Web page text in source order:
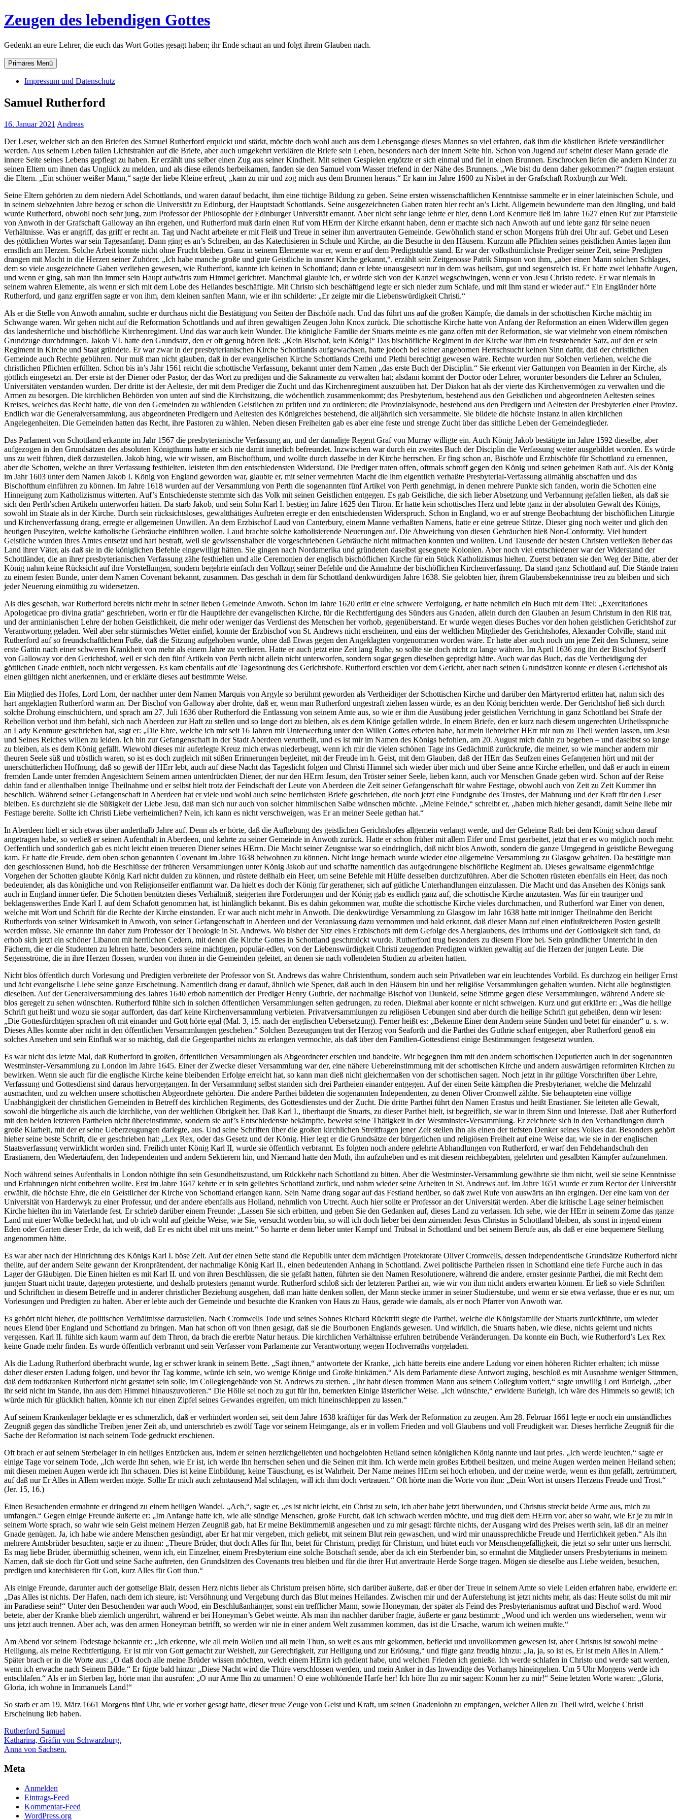
Zum
Inhalt
Zeugen des lebendigen Gottes
Gedenkt an eure Lehrer, die euch das Wort Gottes gesagt haben; ihr Ende schaut an und folgt ihrem Glauben nach.
Primäres Menü
Impressum und Datenschutz
Samuel Rutherford
16. Januar 2021 Andreas
Der Leser, welcher sich an den Briefen des Samuel Rutherford erquickt und stärkt, möchte doch wohl auch aus dem Lebensgange dieses Mannes so viel erfahren, daß ihm die köstlichen Briefe verständlicher
werden. Aus seinem Leben fallen Lichtstrahlen auf die Briefe, aber auch umgekehrt verklären die Briefe sein Leben, besonders nach der innern Seite hin. Schon von Jugend auf scheint dieser Mann gerade die
innere Seite seines Lebens gepflegt zu haben. Er erzählt uns selber einen Zug aus seiner Kindheit. Mit seinen Gespielen ergötzte er sich einmal und fiel in einen Brunnen. Erschrocken liefen die andern Kinder zu
seinen Eltern um ihnen das Unglück zu melden, und als diese eilends herbeikamen, fanden sie den Samuel vom Wasser triefend in der Nähe des Brunnens. „Wie bist du denn daher gekommen?“ fragten erstaunt
die Eltern. „Ein schöner weißer Mann,“ sagte der liebe Kleine erfreut, „kam zu mir und zog mich aus dem Brunnen heraus.“ Er kam im Jahre 1600 zu Nisbet in der Grafschaft Roxburgh zur Welt.
Seine Eltern gehörten zu dem niedern Adel Schottlands, und waren darauf bedacht, ihm eine tüchtige Bildung zu geben. Seine ersten wissenschaftlichen Kenntnisse sammelte er in einer lateinischen Schule, und
in seinem siebzehnten Jahre bezog er schon die Universität zu Edinburg, der Hauptstadt Schottlands. Seine ausgezeichneten Gaben traten hier recht an’s Licht. Allgemein bewunderte man den Jüngling, und bald
wurde Rutherford, obwohl noch sehr jung, zum Professor der Philosophie der Edinburger Universität ernannt. Aber nicht sehr lange lehrte er hier, denn Lord Kenmure ließ im Jahre 1627 einen Ruf zur Pfarrstelle
von Anwoth in der Grafschaft Galloway an ihn ergehen, und Rutherford muß darin einen Ruf vom HErrn der Kirche erkannt haben, denn er machte sich nach Anwoth auf und lebte ganz für seine neuen
Verhältnisse. Was er angriff, das griff er recht an. Tag und Nacht arbeitete er mit Fleiß und Treue in seiner ihm anvertrauten Gemeinde. Gewöhnlich stand er schon Morgens früh drei Uhr auf. Gebet und Lesen
des göttlichen Wortes war sein Tagesanfang. Dann ging es an’s Schreiben, an das Katechisieren in Schule und Kirche, an die Besuche in den Häusern. Kurzum alle Pflichten seines geistlichen Amtes lagen ihm
ernstlich am Herzen. Solche Arbeit konnte nicht ohne Frucht bleiben. Ganz in seinem Elemente war er, wenn er auf dem Predigtstuhle stand. Er war der volksthümlichste Prediger seiner Zeit, seine Predigten
drangen mit Macht in die Herzen seiner Zuhörer. „Ich habe manche große und gute Geistliche in unsrer Kirche gekannt,“. erzählt sein Zeitgenosse Patrik Simpson von ihm, „aber einen Mann solchen Schlages,
dem so viele ausgezeichnete Gaben verliehen gewesen, wie Rutherford, kannte ich keinen in Schottland; dann er lebte unausgesetzt nur in dem was heilsam, gut und segensreich ist. Er hatte zwei lebhafte Augen,
und wenn er ging, sah man ihn immer sein Haupt aufwärts zum Himmel gerichtet. Manchmal glaubte ich, er würde sich von der Kanzel wegschwingen, wenn er von Jesu Christo redete. Er war niemals in
seinem wahren Elemente, als wenn er sich mit dem Lobe des Heilandes beschäftigte. Mit Christo sich beschäftigend legte er sich nieder zum Schlafe, und mit Ihm stand er wieder auf.“ Ein Engländer hörte
Rutherford, und ganz ergriffen sagte er von ihm, dem kleinen sanften Mann, wie er ihn schilderte: „Er zeigte mir die Liebenswürdigkeit Christi.“
Als er die Stelle von Anwoth annahm, suchte er durchaus nicht die Bestätigung von Seiten der Bischöfe nach. Und das führt uns auf die großen Kämpfe, die damals in der schottischen Kirche mächtig im
Schwange waren. Wir gehen nicht auf die Reformation Schottlands und auf ihren gewaltigen Zeugen John Knox zurück. Die schottische Kirche hatte von Anfang der Reformation an einen Widerwillen gegen
das landesherrliche und bischöfliche Kirchenregiment. Und das war auch kein Wunder. Die königliche Familie der Stuarts meinte es nie ganz offen mit der Reformation, sie war vielmehr von einem römischen
Grundzuge durchdrungen. Jakob VI. hatte den Grundsatz, den er oft genug hören ließ: „Kein Bischof, kein König!“ Das bischöfliche Regiment in der Kirche war ihm ein feststehender Satz, auf den er sein
Regiment in Kirche und Staat gründete. Er war zwar in der presbyterianischen Kirche Schottlands aufgewachsen, hatte jedoch bei seiner angebornen Herrschsucht keinen Sinn dafür, daß der christlichen
Gemeinde auch Rechte gebühren. Nur muß man nicht glauben, daß in der evangelischen Kirche Schottlands Crethi und Plethi berechtigt gewesen wäre. Rechte wurden nur Solchen verliehen, welche die
christlichen Pflichten erfüllten. Schon bis in’s Jahr 1561 reicht die schottische Verfassung, bekannt unter dem Namen „das erste Buch der Disciplin.“ Sie erkennt vier Gattungen von Beamten in der Kirche, als
göttlich eingesetzt an. Der erste ist der Diener oder Pastor, der das Wort zu predigen und die Sakramente zu verwalten hat; alsdann kommt der Doctor oder Lehrer, worunter besonders die Lehrer an Schulen,
Universitäten verstanden wurden. Der dritte ist der Aelteste, der mit dem Prediger die Zucht und das Kirchenregiment auszuüben hat. Der Diakon hat als der vierte das Kirchenvermögen zu verwalten und die
Armen zu besorgen. Die kirchlichen Behörden von unten auf sind die Kirchsitzung, die wöchentlich zusammenkommt; das Presbyterium, bestehend aus den Geistlichen und abgeordneten Aeltesten seines
Kreises, welches das Recht hatte, die von den Gemeinden zu wählenden Geistlichen zu prüfen und zu ordinieren; die Provinzialsynode, bestehend aus den Predigern und Aeltesten der Presbyterien einer Provinz.
Endlich war die Generalversammlung, aus abgeordneten Predigern und Aeltesten des Königreiches bestehend, die alljährlich sich versammelte. Sie bildete die höchste Instanz in allen kirchlichen
Angelegenheiten. Die Gemeinden hatten das Recht, ihre Pastoren zu wählen. Neben diesen Freiheiten gab es aber eine feste und strenge Zucht über das sittliche Leben der Gemeindeglieder.
Das Parlament von Schottland erkannte im Jahr 1567 die presbyterianische Verfassung an, und der damalige Regent Graf von Murray willigte ein. Auch König Jakob bestätigte im Jahre 1592 dieselbe, aber
aufgezogen in den Grundsätzen des absoluten Königthums hatte er sich nie damit innerlich befreundet. Inzwischen war durch ein zweites Buch der Disciplin die Verfassung weiter ausgebildet worden. Es würde
uns zu weit führen, dieß darzustellen. Jakob hing, wie wir wissen, am Bischofthum, und wollte durch dasselbe in der Kirche herrschen. Er fing schon an, Bischöfe und Erzbischöfe für Schottland zu ernennen,
aber die Schotten, welche an ihrer Verfassung festhielten, leisteten ihm den entschiedensten Widerstand. Die Prediger traten offen, oftmals schroff gegen den König und seinen geheimen Rath auf. Als der König
im Jahr 1603 unter dem Namen Jakob I. König von England geworden war, glaubte er, mit seiner vermehrten Macht die ihm eigentlich verhaßte Presbyterial-Verfassung allmählig abschaffen und das
Bischofthum einführen zu können. Im Jahre 1618 wurden auf der Versammlung von Perth die sogenannten fünf Artikel von Perth genehmigt, in denen mehrere Punkte sich fanden, worin die Schotten eine
Hinneigung zum Katholizismus witterten. Auf’s Entschiedenste stemmte sich das Volk mit seinen Geistlichen entgegen. Es gab Geistliche, die sich lieber Absetzung und Verbannung gefallen ließen, als daß sie
sich den Perth’schen Artikeln unterworfen hätten. Da starb Jakob, und sein Sohn Karl I. bestieg im Jahre 1625 den Thron. Er hatte kein schottisches Herz und lebte ganz in der absoluten Gewalt des Königs,
sowohl im Staate als in der Kirche. Durch sein rücksichtsloses, gewaltthätiges Auftreten erregte er den entschiedensten Widerspruch. Schon in England, wo er auf strenge Beobachtung der bischöflichen Liturgie
und Kirchenverfassung drang, erregte er allgemeinen Unwillen. An dem Erzbischof Laud von Canterbury, einem Manne verhaßten Namens, hatte er eine getreue Stütze. Dieser ging noch weiter und glich den
heutigen Puseyiten, welche katholische Gebräuche einführen wollen. Laud brachte solche katholisierende Neuerungen auf. Die Abweichung von diesen Gebräuchen hieß Non-Conformity. Viel hundert
Geistliche wurden ihres Amtes entsetzt und hart bestraft, weil sie gewissenshalber die vorgeschriebenen Gebräuche nicht mitmachen konnten und wollten. Und Tausende der besten Christen verließen lieber das
Land ihrer Väter, als daß sie in die königlichen Befehle eingewilligt hätten. Sie gingen nach Nordamerika und gründeten daselbst gesegnete Kolonien. Aber noch viel entschiedener war der Widerstand der
Schottländer, die an ihrer presbyterianischen Verfassung zähe festhielten und alle Ceremonien der englisch bischöflichen Kirche für ein Stück Katholizismus hielten. Zuerst betraten sie den Weg der Bitte, aber der
König nahm keine Rücksicht auf ihre Vorstellungen, sondern begehrte einfach den Vollzug seiner Befehle und die Annahme der bischöflichen Kirchenverfassung. Da stand ganz Schottland auf. Die Stände traten
zu einem festen Bunde, unter dem Namen Covenant bekannt, zusammen. Das geschah in dem für Schottland denkwürdigen Jahre 1638. Sie gelobten hier, ihrem Glaubensbekenntnisse treu zu bleiben und sich
jeder Neuerung einmüthig zu widersetzen.
Als dies geschah, war Rutherford bereits nicht mehr in seiner lieben Gemeinde Anwoth. Schon im Jahre 1620 erlitt er eine schwere Verfolgung, er hatte nehmlich ein Buch mit dem Titel: „Exercitationes
Apologeticae pro divina gratia“ geschrieben, worin er für die Hauptlehre der evangelischen Kirche, für die Rechtfertigung des Sünders aus Gnaden, allein durch den Glauben an Jesum Christum in den Riß trat,
und der arminianischen Lehre der hohen Geistlichkeit, die mehr oder weniger das Verdienst des Menschen her vorhob, gegenüberstand. Er wurde wegen dieses Buches vor den hohen geistlichen Gerichtshof zur
Verantwortung geladen. Weil aber sehr stürmisches Wetter einfiel, konnte der Erzbischof von St. Andrews nicht erscheinen, und eins der weltlichen Mitglieder des Gerichtshofes, Alexander Colville, stand mit
Rutherford auf so freundschaftlichem Fuße, daß die Sitzung aufgehoben wurde, ohne daß Etwas gegen den Angeklagten vorgenommen worden wäre. Er hatte aber auch noch um jene Zeit den Schmerz, seine
erste Gattin nach einer schweren Krankheit von mehr als einem Jahre zu verlieren. Hatte er auch jetzt eine Zeit lang Ruhe, so sollte sie doch nicht zu lange währen. Im April 1636 zog ihn der Bischof Sydserff
von Galloway vor den Gerichtshof, weil er sich den fünf Artikeln von Perth nicht allein nicht unterworfen, sondern sogar gegen dieselben gepredigt hätte. Auch war das Buch, das die Vertheidigung der
göttlichen Gnade enthielt, noch nicht vergessen. Es kam ebenfalls auf die Tagesordnung des Gerichtshofe. Rutherford erschien vor dem Gericht, aber nach seinen Grundsätzen konnte er diesen Gerichtshof als
einen gültigen nicht anerkennen, und er erklärte dieses auf bestimmte Weise.
Ein Mitglied des Hofes, Lord Lorn, der nachher unter dem Namen Marquis von Argyle so berühmt geworden als Vertheidiger der Schottischen Kirche und darüber den Märtyrertod erlitten hat, nahm sich des
hart angeklagten Rutherford warm an. Der Bischof von Galloway aber drohte, daß er, wenn man Rutherford ungestraft ziehen lassen würde, es an den König berichten werde. Der Gerichtshof ließ sich durch
solche Drohung einschüchtern, und sprach am 27. Juli 1636 über Rutherford die Entlassung von seinem Amte aus, so wie er ihm die Ausübung jeder geistlichen Verrichtung in ganz Schottland bei Strafe der
Rebellion verbot und ihm befahl, sich nach Aberdeen zur Haft zu stellen und so lange dort zu bleiben, als es dem Könige gefallen würde. In einem Briefe, den er kurz nach diesem ungerechten Urtheilsspruche
an Lady Kenmure geschrieben hat, sagt er: „Die Ehre, welche ich mir seit 16 Jahren mit Unterwerfung unter den Willen Gottes erbeten habe, hat mein liebreicher HErr mir nun zu Theil werden lassen, um Jesu
und Seines Reiches willen zu leiden. Ich bin zur Gefangenschaft in der Stadt Aberdeen verurtheilt, und es ist mir im Namen des Königs befohlen, am 20. August mich dahin zu begeben – und daselbst so lange
zu bleiben, als es dem König gefällt. Wiewohl dieses mir auferlegte Kreuz mich etwas niederbeugt, wenn ich mir die vielen schönen Tage ins Gedächtniß zurückrufe, die meiner, so wie mancher andern mir
theuren Seele süß und tröstlich waren, so ist es doch zugleich mit süßen Erinnerungen begleitet, mit der Freude im h. Geist, mit dem Glauben, daß der HErr das Seufzen eines Gefangenen hört und mit der
unerschütterlichen Hoffnung, daß so gewiß der HErr lebt, auch auf diese Nacht das Tageslicht folgen und Christi Himmel sich wieder über mich und über Seine arme Kirche erhellen, und daß er auch in einem
fremden Lande unter fremden Angesichtern Seinem armen unterdrückten Diener, der nur den HErrn Jesum, den Tröster seiner Seele, lieben kann, auch vor Menschen Gnade geben wird. Schon auf der Reise
dahin fand er allenthalben innige Theilnahme und er selbst hielt trotz der Feindschaft der Leute von Aberdeen die Zeit seiner Gefangenschaft für wahre Festtage, obwohl auch von Zeit zu Zeit Kummer ihn
beschlich. Während seiner Gefangenschaft in Aberdeen hat er viele und wohl auch seine herrlichsten Briefe geschrieben, die noch jetzt eine Fundgrube des Trostes, der Mahnung und der Kraft für den Leser
bleiben. Es durchzieht sie die Süßigkeit der Liebe Jesu, daß man sich nur auch von solcher himmlischen Salbe wünschen möchte. „Meine Feinde,“ schreibt er, „haben mich hieher gesandt, damit Seine liebe mir
Festtage bereite. Sollte ich Christi Liebe verheimlichen? Nein, ich kann es nicht verschweigen, was Er an meiner Seele gethan hat.“
In Aberdeen hielt er sich etwas über anderthalb Jahre auf. Denn als er hörte, daß die Aufhebung des geistlichen Gerichtshofes allgemein verlangt werde, und der Geheime Rath bei dem König schon darauf
angetragen habe, so verließ er seinen Aufenthalt in Aberdeen, und kehrte zu seiner Gemeinde in Anwoth zurück. Hatte er schon früher mit allem Eifer und Ernst gearbeitet, jetzt that er es wo möglich noch mehr.
Oeffentlich und sonderlich gab es nicht leicht einen treueren Diener seines HErrn. Die Macht seiner Zeugnisse war so eindringlich, daß nicht blos Anwoth, sondern die ganze Umgegend in geistliche Bewegung
kam. Er hatte die Freude, dem oben schon genannten Covenant im Jahre 1638 beiwohnen zu können. Nicht lange hernach wurde wieder eine allgemeine Versammlung zu Glasgow gehalten. Da bestätigte man
den geschlossenen Bund, hob die Beschlüsse der früheren Versammlungen unter König Jakob auf und schaffte namentlich das aufgedrungene bischöfliche Regiment ab. Dieses gewaltsame eigenmächtige
Vorgehen der Schotten glaubte König Karl nicht dulden zu können, und rüstete deßhalb ein Heer, um seine Befehle mit Hülfe desselben durchzuführen. Aber die Schotten rüsteten ebenfalls ein Heer, das noch
bedeutender, als das königliche und von Religionseifer entflammt war. Da hielt es doch der König für gerathener, sich auf gütliche Unterhandlungen einzulassen. Die Macht und das Ansehen des Königs sank
auch in England immer tiefer. Die Schotten benützten dieses Verhältniß, steigerten ihre Forderungen und der König gab es endlich ganz auf, die schottische Kirche anzutasten. Was für ein trauriger und
beklagenswerthes Ende Karl I. auf dem Schafott genommen hat, ist hinlänglich bekannt. Bis es dahin gekommen war, mußte die schottische Kirche vieles durchmachen, und Rutherford war Einer von denen,
welche mit Wort und Schrift für die Rechte der Kirche einstanden. Er war auch nicht mehr in Anwoth. Die denkwürdige Versammlung zu Glasgow im Jahr 1638 hatte mit inniger Theilnahme den Bericht
Rutherfords von seiner Wirksamkeit in Anwoth, von seiner Gefangenschaft in Aberdeen und der Veranlassung dazu vernommen und bald erkannt, daß dieser Mann auf einen einflußreicheren Posten gestellt
werden müsse. Sie ernannte ihn daher zum Professor der Theologie in St. Andrews. Wo bisher der Sitz eines Erzbischofs mit dem Gefolge des Aberglaubens, des Irrthums und der Gottlosigkeit sich fand, da
erhob sich jetzt ein schöner Libanon mit herrlichen Cedern, mit denen die Kirche Gottes in Schottland geschmückt wurde. Rutherford trug besonders zu diesem Flore bei. Sein gründlicher Unterricht in den
Fächern, die er die Studenten zu lehren hatte, besonders seine mächtigen, populär-edlen, von der Liebenswürdigkeit Christi zeugenden Predigten wirkten gewaltig auf die Herzen der jungen Leute. Die
Segensströme, die in ihre Herzen flossen, wurden von ihnen in die Gemeinden geleitet, an denen sie nach vollendeten Studien zu arbeiten hatten.
Nicht blos öffentlich durch Vorlesung und Predigten verbreitete der Professor von St. Andrews das wahre Christenthum, sondern auch sein Privatleben war ein leuchtendes Vorbild. Es durchzog ein heiliger Ernst
und ächt evangelische Liebe seine ganze Erscheinung. Namentlich drang er darauf, ähnlich wie Spener, daß auch in den Häusern hin und her religiöse Versammlungen gehalten wurden. Nicht alle begünstigten
dieselben. Auf der Generalversammlung des Jahres 1640 erhob namentlich der Prediger Henry Guthrie, der nachmalige Bischof von Dunkeld, seine Stimme gegen diese Versammlungen, während Andere sie
blos geregelt zu sehen wünschten. Rutherford fühlte sich in solchen öffentlichen Versammlungen selten gedrungen, zu reden. Dießmal aber konnte er nicht schweigen. Kurz und gut erklärte er: „Was die heilige
Schrift gut heißt und wozu sie sogar auffordert, das darf keine Kirchenversammlung verbieten. Privatversammlungen zu religiösen Uebungen sind aber durch die heilige Schrift gut geheißen, denn wir lesen:
„Die Gottesfürchtigen sprachen oft mit einander und Gott hörte egal (Mal. 3, 15. nach der englischen Uebersetzung). Ferner heißt es: „Bekenne Einer dem Andern seine Sünden und betet für einander“ u. s. w.
Dieses Alles konnte aber nicht in den öffentlichen Versammlungen geschehen.“ Solchen Bezeugungen trat der Herzog von Seaforth und die Parthei des Guthrie scharf entgegen, aber Rutherford genoß ein
solches Ansehen und sein Einfluß war so mächtig, daß die Gegenparthei nichts zu erlangen vermochte, als daß über den Familien-Gottesdienst einige Bestimmungen festgesetzt wurden.
Es war nicht das letzte Mal, daß Rutherford in großen, öffentlichen Versammlungen als Abgeordneter erschien und handelte. Wir begegnen ihm mit den andern schottischen Deputierten auch in der sogenannten
Westminster-Versammlung zu London im Jahre 1645. Einer der Zwecke dieser Versammlung war der, eine nähere Uebereinstimmung mit der schottischen Kirche und andern auswärtigen reformirten Kirchen zu
bewirken. Wenn sie auch für die englische Kirche keine bleibenden Erfolge erreicht hat, so kann man dieß nicht gleichermaßen von der schottischen sagen. Noch jetzt in ihr gültige Vorschriften über Lehre,
Verfassung und Gottesdienst sind daraus hervorgegangen. In der Versammlung selbst standen sich drei Partheien einander entgegen. Auf der einen Seite kämpften die Presbyterianer, welche die Mehrzahl
ausmachten, und zu welchen unsere schottischen Abgeordnete gehörten. Die andere Parthei bildeten die sogenannten Independenten, zu denen Oliver Cromwell zählte. Sie behaupteten eine völlige
Unabhängigkeit der christlichen Gemeinden in Betreff des kirchlichen Regiments, des Gottesdienstes und der Zucht. Die dritte Parthei führt den Namen Erastus und heißt Erastianer. Sie leiteten alle Gewalt,
sowohl die bürgerliche als auch die kirchliche, von der weltlichen Obrigkeit her. Daß Karl I., überhaupt die Stuarts, zu dieser Parthei hielt, ist begreiflich, sie war in ihrem Sinn und Interesse. Daß aber Rutherford
mit den beiden letzteren Partheien nicht übereinstimmte, sondern sie auf’s Entschiedenste bekämpfte, beweist seine Thätigkeit in der Westminster-Versammlung. Er zeichnete sich in den Verhandlungen durch
große Klarheit, mit der er seine Ueberzeugungen darlegte, aus. Und seine Schriften über die großen kirchlichen Streitfragen jener Zeit stellen ihn als einen der tiefsten Denker seines Volkes dar. Besonders gehört
hieher seine beste Schrift, die er geschrieben hat: „Lex Rex, oder das Gesetz und der König. Hier legt er die Grundsätze der bürgerlichen und religiösen Freiheit auf eine Weise dar, wie sie in der englischen
Staatsverfassung verwirklicht worden sind. Freilich unter König Karl II, wurde sie öffentlich verbrannt. Es folgten noch andere gelehrte Abhandlungen von Rutherford, er warf den Fehdehandschuh den
Erastianern, den Wiedertäufern, den Independenten und andern Sektierern hin, und Niemand hatte den Muth, ihn aufzuheben und es mit diesem reichbegabten, gelehrten und gesalbten Kämpfer aufzunehmen.
Noch während seines Aufenthalts in London nöthigte ihn sein Gesundheitszustand, um Rückkehr nach Schottland zu bitten. Aber die Westminster-Versammlung gewährte sie ihm nicht, weil sie seine Kenntnisse
und Erfahrungen nicht entbehren wollte. Erst im Jahre 1647 kehrte er in sein geliebtes Schottland zurück, und nahm wieder seine Arbeiten in St. Andrews auf. Im Jahre 1651 wurde er zum Rector der Universität
erwählt, die höchste Ehre, die ein Geistlicher der Kirche von Schottland erlangen kann. Sein Name drang sogar auf das Festland herüber, so daß zwei Rufe von auswärts an ihn ergingen. Der eine kam von der
Universität von Harderwyk zu einer Professur, und der andere ebenfalls aus Holland, nehmlich von Utrecht. Auch hier sollte er Professor an der Universität werden. Aber die kritische Lage seiner heimischen
Kirche hielten ihn im Vaterlande fest. Er schrieb darüber einem Freunde: „Lassen Sie sich erbitten, und geben Sie den Gedanken auf, dieses Land zu verlassen. Ich sehe, wie der HErr in seinem Zorne das ganze
Land mit einer Wolke bedeckt hat, und ob ich wohl auf gleiche Weise, wie Sie, versucht worden bin, so will ich doch lieber bei dem zürnenden Jesus Christus in Schottland bleiben, als sonst in irgend einem
Eden oder Garten dieser Erde, da ich weiß, daß Er es nicht übel mit uns meint.“ So harrte er denn lieber unter Kampf und Trübsal in Schottland und bei seinem Berufe aus, als daß er eine bequemere Stellung
angenommen hätte.
Es war aber nach der Hinrichtung des Königs Karl I. böse Zeit. Auf der einen Seite stand die Republik unter dem mächtigen Protektorate Oliver Cromwells, dessen independentische Grundsätze Rutherford nicht
theilte, auf der andern Seite gewann der Kronprätendent, der nachmalige König Karl II., einen bedeutenden Anhang in Schottland. Zwei politische Partheien rissen in Schottland eine tiefe Furche auch in das
Lager der Gläubigen. Die Einen hielten es mit Karl II. und von ihren Beschlüssen, die sie gefaßt hatten, führten sie den Namen Resolutionere, während die andere, ernster gesinnte Parthei, die mit Recht dem
jungen Stuart nicht traute, dagegen protestierte, und deshalb protesters genannt wurde. Rutherford schloß sich der letzteren Parthei an, wie wir von ihm nicht anders erwarten können. Er ließ so viele Schriften
und Schriftchen in diesem Betreffe und in anderer christlicher Beziehung ausgehen, daß man hätte denken sollen, der Mann stecke immer in seiner Studierstube, und wenn er sie etwa verlasse, thue er es nur, um
Vorlesungen und Predigten zu halten. Aber er lebte auch der Gemeinde und besuchte die Kranken von Haus zu Haus, gerade wie damals, als er noch Pfarrer von Anwoth war.
Es gehört nicht hieher, die politischen Verhältnisse darzustellen. Nach Cromwells Tode und seines Sohnes Richard Rücktritt siegte die Parthei, welche die Königsfamilie der Stuarts zurückführte, um wieder
neues Elend über England und Schottland zu bringen. Man hat schon oft von ihnen gesagt, daß sie die Bourbonen Englands gewesen. Und wirklich, die Stuarts haben, wie diese, nichts gelernt und nichts
vergessen. Karl II. fühlte sich kaum warm auf dem Thron, da brach die ererbte Natur heraus. Die kirchlichen Verhältnisse erfuhren betrübende Veränderungen. Da konnte ein Buch, wie Rutherford’s Lex Rex
keine Gnade mehr finden. Es wurde öffentlich verbrannt und sein Verfasser vom Parlamente zur Verantwortung wegen Hochverraths vorgeladen.
Als die Ladung Rutherford überbracht wurde, lag er schwer krank in seinem Bette. „Sagt ihnen,“ antwortete der Kranke, „ich hätte bereits eine andere Ladung vor einen höheren Richter erhalten; ich müsse
daher dieser ersten Ladung folgen, und bevor ihr Tag komme, würde ich sein, wo wenige Könige und Große hinkämen.“ Als dem Parlamente diese Antwort zuging, beschloß es mit Ausnahme weniger Stimmen,
daß dem todtkranken Rutherford nicht gestattet sein solle, im Collegiengebäude von St. Andrews zu sterben. „Ihr habt diesen frommen Mann aus seinem Collegium votiert,“ sagte unwillig Lord Burleigh, „aber
ihr seid nicht im Stande, ihn aus dem Himmel hinauszuvotieren.“ Die Hölle sei noch zu gut für ihn, bemerkten Einige lästerlicher Weise. „Ich wünschte,“ erwiderte Burleigh, ich wäre des Himmels so gewiß; ich
würde mich für glücklich halten, könnte ich nur einen Zipfel seines Gewandes ergreifen, um mich hineinschleppen zu lassen.“
Auf seinem Krankenlager beklagte er es schmerzlich, daß er verhindert worden sei, seit dem Jahre 1638 kräftiger für das Werk der Reformation zu zeugen. Am 28. Februar 1661 legte er noch ein umständliches
Zeugniß gegen das sündliche Treiben jener Zeit ab, und unterschrieb es zwölf Tage vor seinem Heimgange, als er in vollem Frieden und voll Glaubens und voll Freudigkeit war. Dieses herrliche Zeugniß für die
Sache der Reformation ist nach seinem Tode gedruckt erschienen.
Oft brach er auf seinem Sterbelager in ein heiliges Entzücken aus, indem er seinen herzlichgeliebten und hochgelobten Heiland seinen königlichen König nannte und laut pries. „Ich werde leuchten,“ sagte er
einige Tage vor seinem Tode, „Ich werde Ihn sehen, wie Er ist, ich werde Ihn herrschen sehen und die Seinen mit ihm. Ich werde mein großes Erbtheil besitzen, und meine Augen werden meinen Heiland sehen;
mit diesen meinen Augen werde ich Ihn schauen. Dies ist keine Einbildung, keine Täuschung, es ist Wahrheit. Der Name meines HErrn sei hoch erhoben, und der meine werde, wenn es ihm gefällt, zertrümmert,
auf daß nur Er Alles in Allem werden möge. Sollte Er mich auch zehntausend Mal schlagen, will ich ihm doch vertrauen.“ Oft hörte man die Worte von ihm: „Dein Wort ist unsers Herzens Freude und Trost.“
(Jer. 15, 16.)
Einen Besuchenden ermahnte er dringend zu einem heiligen Wandel. „Ach,“, sagte er, „es ist nicht leicht, ein Christ zu sein, ich aber habe jetzt überwunden, und Christus streckt beide Arme aus, mich zu
umfangen.“ Gegen einige Freunde äußerte er: „Im Anfange hatte ich, wie alle sündige Menschen, große Furcht, daß ich schwach werden möchte, und trug dieß dem HErrn vor; aber so wahr, wie Er je zu mir in
seinem Worte sprach, so wahr wie sein Geist meinem Herzen Zeugniß gab, hat Er meine Bekümmerniß angesehen und zu mir gesagt: fürchte nichts, der Ausgang wird des Preises werth sein, laß dir an meiner
Gnade genügen. Ja, ich habe wie andere Menschen gesündigt, aber Er hat mir vergeben, mich geliebt, mit seinem Blut rein gewaschen, und wird mir unaussprechliche Freude und Herrlichkeit geben.“ Als ihn
mehrere Amtsbrüder besuchten, sagte er zu ihnen: „Theure Brüder, thut doch Alles für Ihn, betet für Christum, predigt für Christum, und hütet euch vor Menschengefälligkeit, die jetzt so sehr unter uns herrscht.
Es mag liebe Brüder, übermüthig scheinen, wenn ich, ein Einzelner, einem Presbyterium eine solche Botschaft sende, aber da ich ein Sterbender bin, so ermahnt die Mitglieder unsers Presbyteriums in meinem
Namen, daß sie doch für Gott und seine Sache auftreten, den Grundsätzen des Covenants treu bleiben und für die ihrer Hut anvertraute Herde Sorge tragen. Mögen sie dieselbe aus Liebe weiden, besuchen,
predigen und katechisieren für Gott, kurz Alles für Gott thun.“
Als einige Freunde, darunter auch der gottselige Blair, dessen Herz nichts lieber als Christum preisen hörte, sich darüber äußerte, daß er über der Treue in seinem Amte so viele Leiden erfahren habe, erwiderte er:
„Das Alles ist nichts. Der Hafen, nach dem ich steure, ist: Versöhnung und Vergebung durch das Blut meines Heilandes. Zwischen mir und der Auferstehung ist jetzt nichts mehr, als das: Heute sollst du mit mir
im Paradiese sein!“ Unter den Besuchenden war auch Wood, ein Beschlußanhänger, sonst ein trefflicher Mann, sowie Honeyman, der später als Feind des Presbyterianismus auftrat und Bischof ward. Wood
betete, aber der Kranke blieb ziemlich ungerührt, während er bei Honeyman’s Gebet weinte. Als man ihn nachher darüber fragte, äußerte er ganz bestimmt: „Wood und ich werden uns wiedersehen, wenn wir
uns jetzt auch trennen. Aber ach, was den armen Honeyman betrifft, so werden wir nie in einer andern Welt zusammen kommen, das ist die Ursache, warum ich weinen mußte.“
Am Abend vor seinem Todestage bekannte er: „Ich erkenne, wie all mein Wollen und all mein Thun, so weit es aus mir gekommen, befleckt und unvollkommen gewesen ist, aber Christus ist sowohl meine
Heiligung, als meine Rechtfertigung. Er ist mir von Gott gemacht zur Weisheit, zur Gerechtigkeit, zur Heiligung und zur Erlösung,“ und fügte ganz freudig hinzu: „Ja, ja, so ist es, Er ist mein Alles in Allem.“
Später brach er in die Worte aus: „O daß doch alle meine Brüder wissen möchten, welch einem HErrn ich gedient habe, und welchen Frieden ich genieße. Ich werde schlafen in Christo und werde satt werden,
wenn ich erwache nach Seinem Bilde.“ Er fügte bald hinzu: „Diese Nacht wird die Thüre verschlossen werden, und mein Anker in das Inwendige des Vorhangs hineingehen. Um 5 Uhr Morgens werde ich
entschlafen.“ Als er im Sterben lag, hörte man ihn ausrufen: „O nur Arme Ihn zu umarmen! O eine wohltönende Harfe her! Ich höre Ihn zu mir sagen: Komm her zu mir!“ Seine letzten Worte waren: „Gloria,
Gloria, ich wohne in Immanuels Land!“
So starb er am 19. März 1661 Morgens fünf Uhr, wie er vorher gesagt hatte, dieser treue Zeuge von Geist und Kraft, um seinen Gnadenlohn zu empfangen, welcher Allen zu Theil wird, welche Christi
Erscheinung lieb haben.
Rutherford Samuel
Beitragsnavigation
Katharina, Gräfin von Schwarzburg.
Anna von Sachsen.
Meta
Anmelden
Eintrags-Feed
Kommentar-Feed
WordPress.org